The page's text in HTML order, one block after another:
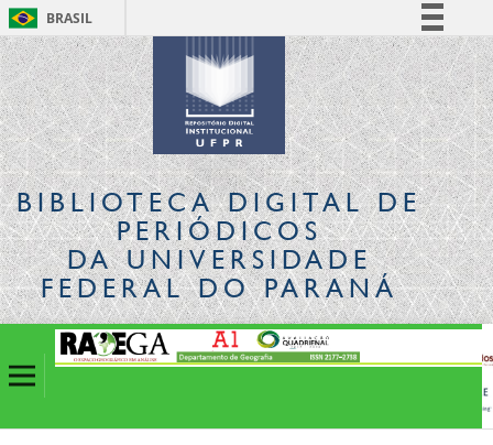
BRASIL
Simplifique!
Comunica BR
Participe
Acesso à informação
Legislação
Canais
BIBLIOTECA DIGITALDE
PERIÓDICOS
DA UNIVERSIDADE
FEDERAL DO PARANÁ